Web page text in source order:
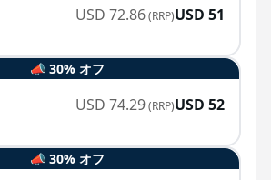
USD72.86(RRP)USD 51
📣 30% オフ
USD74.29(RRP)USD 52
📣 30% オフ